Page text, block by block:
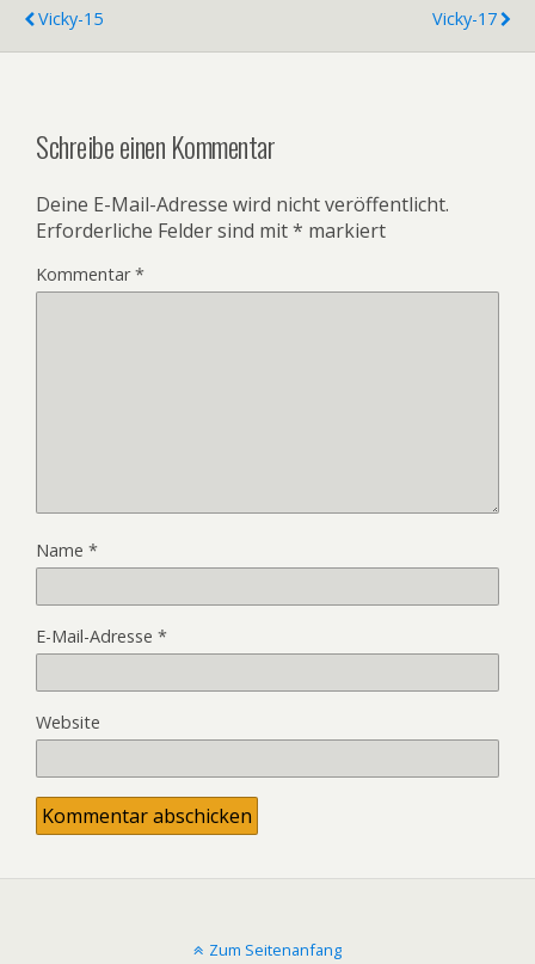
Vicky-15
Vicky-17
Schreibe einen Kommentar
Deine E-Mail-Adresse wird nicht veröffentlicht.
Erforderliche Felder sind mit* markiert
Kommentar*
Name *
E-Mail-Adresse *
Website
Zum Seitenanfang